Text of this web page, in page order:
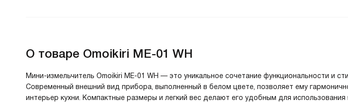
О товаре Omoikiri ME-01 WH
Мини-измельчитель Omoikiri ME-01 WH — это уникальное сочетание функциональности и
Современный внешний вид прибора, выполненный в белом цвете, позволяет ему
интерьер кухни. Компактные размеры и легкий вес делают его удобным для использования